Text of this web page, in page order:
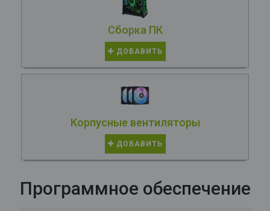
Сборка ПК
ДОБАВИТЬ
Корпусные вентиляторы
ДОБАВИТЬ
Программное обеспечение